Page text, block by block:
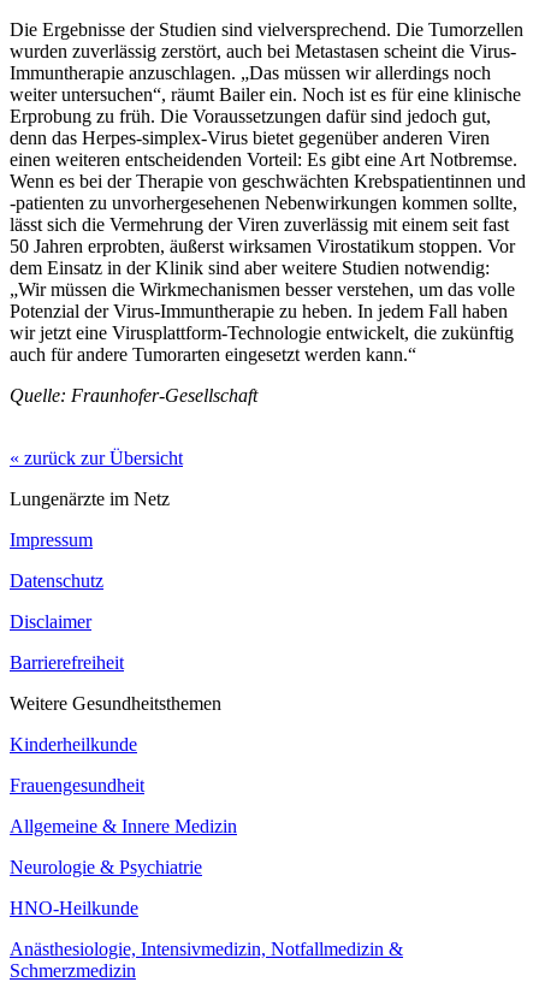
Die Ergebnisse der Studien sind vielversprechend. Die Tumorzellen
wurden zuverlässig zerstört, auch bei Metastasen scheint die Virus-
Immuntherapie anzuschlagen. „Das müssen wir allerdings noch
weiter untersuchen“, räumt Bailer ein. Noch ist es für eine klinische
Erprobung zu früh. Die Voraussetzungen dafür sind jedoch gut,
denn das Herpes-simplex-Virus bietet gegenüber anderen Viren
einen weiteren entscheidenden Vorteil: Es gibt eine Art Notbremse.
Wenn es bei der Therapie von geschwächten Krebspatientinnen und
-patienten zu unvorhergesehenen Nebenwirkungen kommen sollte,
lässt sich die Vermehrung der Viren zuverlässig mit einem seit fast
50 Jahren erprobten, äußerst wirksamen Virostatikum stoppen. Vor
dem Einsatz in der Klinik sind aber weitere Studien notwendig:
„Wir müssen die Wirkmechanismen besser verstehen, um das volle
Potenzial der Virus-Immuntherapie zu heben. In jedem Fall haben
wir jetzt eine Virusplattform-Technologie entwickelt, die zukünftig
auch für andere Tumorarten eingesetzt werden kann.“
Quelle: Fraunhofer-Gesellschaft
« zurück zur Übersicht
Lungenärzte im Netz
Impressum
Datenschutz
Disclaimer
Barrierefreiheit
Weitere Gesundheitsthemen
Kinderheilkunde
Frauengesundheit
Allgemeine & Innere Medizin
Neurologie & Psychiatrie
HNO-Heilkunde
Anästhesiologie, Intensivmedizin, Notfallmedizin &
Schmerzmedizin